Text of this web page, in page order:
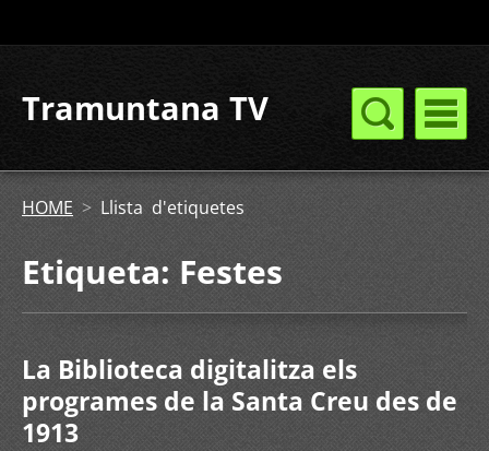
Tramuntana TV
HOME > Llista d'etiquetes
Etiqueta: Festes
La Biblioteca digitalitza els
programes de la Santa Creu des de
1913